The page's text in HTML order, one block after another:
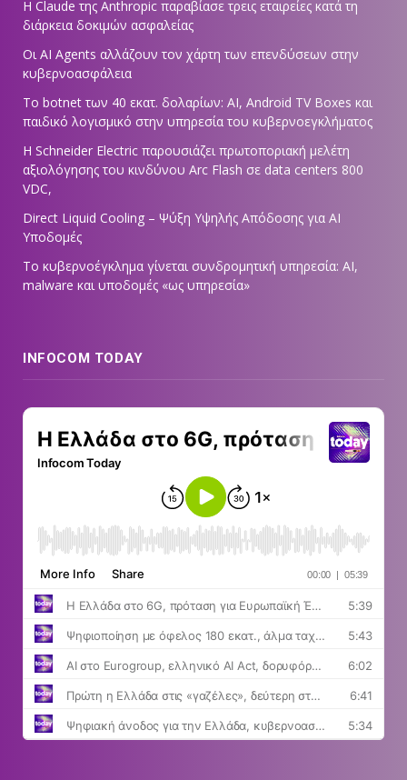
Η Claude της Anthropic παραβίασε τρεις εταιρείες κατά τη
διάρκεια δοκιμών ασφαλείας
Οι AI Agents αλλάζουν τον χάρτη των επενδύσεων στην
κυβερνοασφάλεια
Το botnet των 40 εκατ. δολαρίων: AI, Android TV Boxes και
παιδικό λογισμικό στην υπηρεσία του κυβερνοεγκλήματος
Η Schneider Electric παρουσιάζει πρωτοποριακή μελέτη
αξιολόγησης του κινδύνου Arc Flash σε data centers 800
VDC,
Direct Liquid Cooling – Ψύξη Υψηλής Απόδοσης για AI
Υποδομές
Το κυβερνοέγκλημα γίνεται συνδρομητική υπηρεσία: AI,
malware και υποδομές «ως υπηρεσία»
INFOCOM TODAY